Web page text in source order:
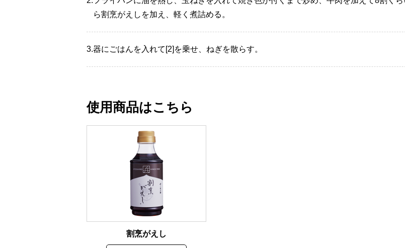
ら割烹がえしを加え、軽く煮詰める。
3.器にごはんを入れて[2]を乗せ、ねぎを散らす。
使用商品はこちら
割烹がえし